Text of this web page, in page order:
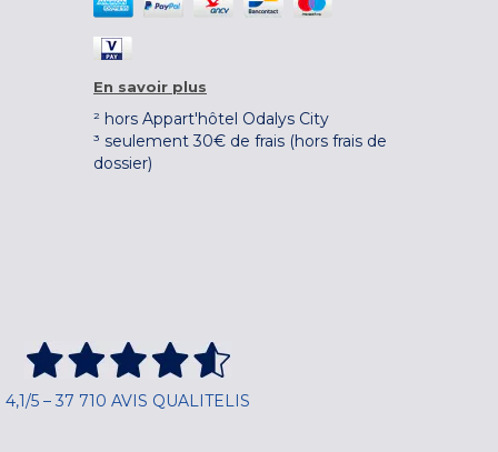
En savoir plus
² hors Appart'hôtel Odalys City
³ seulement 30€ de frais (hors frais de
dossier)
4,1/5 – 37 710 AVIS QUALITELIS